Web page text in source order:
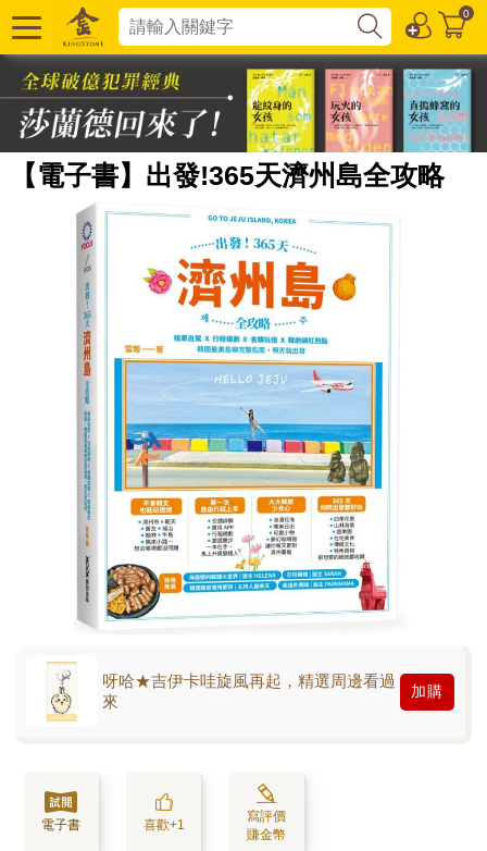
0
【電子書】出發!365天濟州島全攻略
呀哈★吉伊卡哇旋風再起，精選周邊看過
來
加購
電子書 喜歡+1
寫評價
賺金幣